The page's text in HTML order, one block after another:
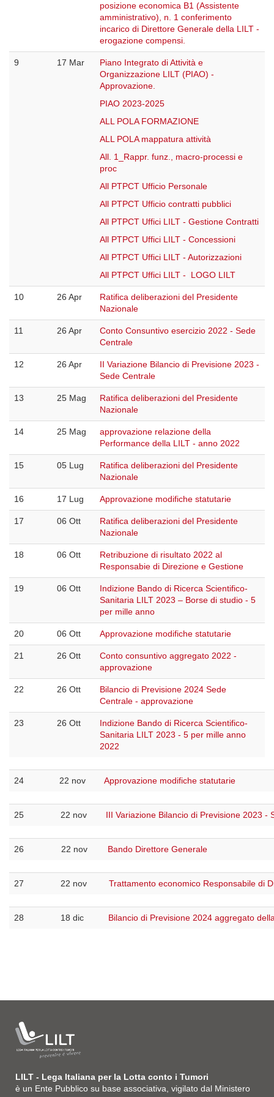
posizione economica B1 (Assistente
amministrativo), n. 1 conferimento
incarico di Direttore Generale della LILT -
erogazione compensi.
9 17 Mar
Piano Integrato di Attività e
Organizzazione LILT (PIAO) -
Approvazione.
PIAO 2023-2025
ALL POLA FORMAZIONE
ALL POLA mappatura attività
All. 1_Rappr. funz., macro-processi e
proc
All PTPCT Ufficio Personale
All PTPCT Ufficio contratti pubblici
All PTPCT Uffici LILT - Gestione Contratti
All PTPCT Uffici LILT - Concessioni
All PTPCT Uffici LILT - Autorizzazioni
All PTPCT Uffici LILT - LOGO LILT
10 26 Apr
Ratifica deliberazioni del Presidente
Nazionale
11 26 Apr
Conto Consuntivo esercizio 2022 - Sede
Centrale
12 26 Apr
II Variazione Bilancio di Previsione 2023 -
Sede Centrale
13 25 Mag
Ratifica deliberazioni del Presidente
Nazionale
14 25 Mag
approvazione relazione della
Performance della LILT - anno 2022
15 05 Lug
Ratifica deliberazioni del Presidente
Nazionale
16 17 Lug Approvazione modifiche statutarie
17 06 Ott
Ratifica deliberazioni del Presidente
Nazionale
18 06 Ott
Retribuzione di risultato 2022 al
Responsabie di Direzione e Gestione
19 06 Ott
Indizione Bando di Ricerca Scientifico-
Sanitaria LILT 2023 – Borse di studio - 5
per mille anno
20 06 Ott Approvazione modifiche statutarie
21 26 Ott
Conto consuntivo aggregato 2022 -
approvazione
22 26 Ott
Bilancio di Previsione 2024 Sede
Centrale - approvazione
23 26 Ott
Indizione Bando di Ricerca Scientifico-
Sanitaria LILT 2023 - 5 per mille anno
2022
24 22 nov Approvazione modifiche statutarie
25 22 nov III Variazione Bilancio di Previsione 2023 -
26 22 nov Bando Direttore Generale
27 22 nov Trattamento economico Responsabile di
28 18 dic Bilancio di Previsione 2024 aggregato
LILT - Lega Italiana per la Lotta conto i Tumori
è un Ente Pubblico su base associativa, vigilato dal Ministero